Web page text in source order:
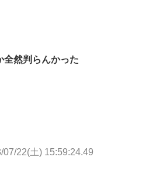
全然判らんかった
07/22(土) 15:59:24.49